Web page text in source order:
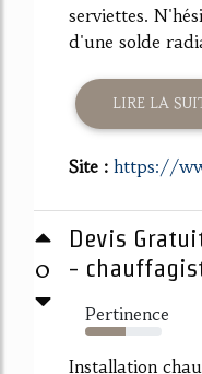
serviettes.
d'une solde
LIRE LA
Site : https://
0
Devis
-
Pertinence
53%
Installation